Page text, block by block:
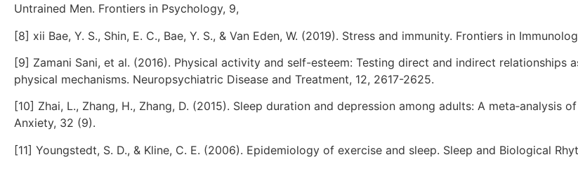
Untrained Men. Frontiers in Psychology, 9,
[8] xii Bae, Y. S., Shin, E. C., Bae, Y. S., & Van Eden, W. (2019). Stress and immunity. Frontiers in
[9] Zamani Sani, et al. (2016). Physical activity and self-esteem: Testing direct and indirect relationships
physical mechanisms. Neuropsychiatric Disease and Treatment, 12, 2617-2625.
[10] Zhai, L., Zhang, H., Zhang, D. (2015). Sleep duration and depression among adults: A meta‐analysis
Anxiety, 32 (9).
[11] Youngstedt, S. D., & Kline, C. E. (2006). Epidemiology of exercise and sleep. Sleep and Biological